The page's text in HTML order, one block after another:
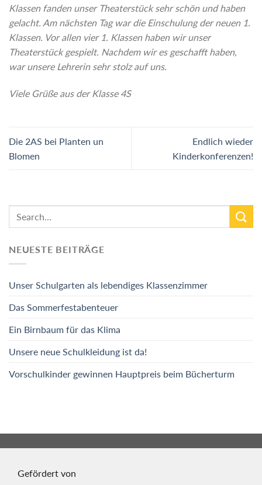
Klassen fanden unser Theaterstück sehr schön und haben
gelacht. Am nächsten Tag war die Einschulung der neuen 1.
Klassen. Vor allen vier 1. Klassen haben wir unser
Theaterstück gespielt. Nachdem wir es geschafft haben,
war unsere Lehrerin sehr stolz auf uns.
Viele Grüße aus der Klasse 4S
Die 2AS bei Planten un
Blomen
Endlich wieder
Kinderkonferenzen!
NEUESTE BEITRÄGE
Unser Schulgarten als lebendiges Klassenzimmer
Das Sommerfestabenteuer
Ein Birnbaum für das Klima
Unsere neue Schulkleidung ist da!
Vorschulkinder gewinnen Hauptpreis beim Bücherturm
Gefördert von